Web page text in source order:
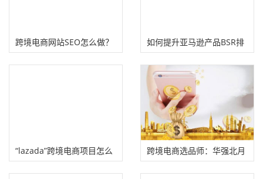
跨境电商网站SEO怎么做？
（8个跨境独立站SEO策略
如何提升亚马逊产品BSR排
名（4大维度提升排名）
“lazada”跨境电商项目怎么
赚钱?
跨境电商选品师：华强北月
入3万的元器件捡漏王